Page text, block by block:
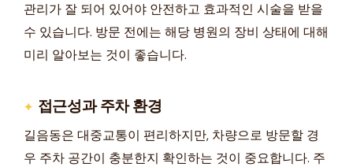
관리가 잘 되어 있어야 안전하고 효과적인 시술을 받을
수 있습니다. 방문 전에는 해당 병원의 장비 상태에 대해
미리 알아보는 것이 좋습니다.
접근성과 주차 환경
길음동은 대중교통이 편리하지만, 차량으로 방문할 경
우 주차 공간이 충분한지 확인하는 것이 중요합니다. 주